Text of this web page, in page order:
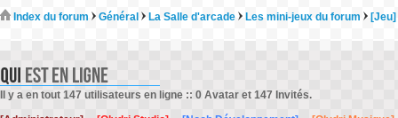
Index du forum Général La Salle d'arcade Les mini-jeux du forum
Il y a en tout 147 utilisateurs en ligne :: 0 Avatar et 147 Invités.